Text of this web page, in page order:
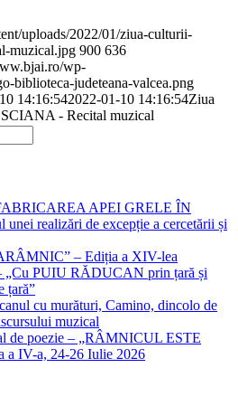
uploads/2022/01/ziua-culturii-
muzical.jpg 900 636
wp-
biblioteca-judeteana-valcea.png
14:16:542022-01-10 14:16:54Ziua
- Recital muzical
APEI GRELE ÎN
realizări de excepție a cercetării și
– Ediția a XIV-lea
„Cu PUIU RĂDUCAN prin țară și
țară”
cu murături, Camino, dincolo de
muzical
de poezie – „RÂMNICUL ESTE
IV-a, 24-26 Iulie 2026